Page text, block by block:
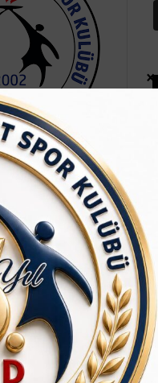
bakmaya
×